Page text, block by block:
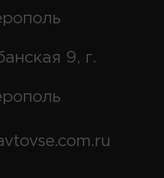
9, г.